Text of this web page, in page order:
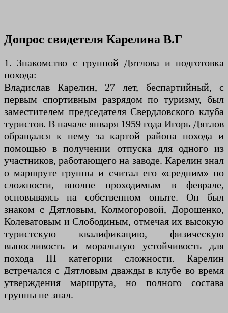
Допрос свидетеля Карелина В.Г
1. Знакомство с группой Дятлова и подготовка
похода:
Владислав Карелин, 27 лет, беспартийный, с
первым спортивным разрядом по туризму, был
заместителем председателя Свердловского клуба
туристов. В начале января 1959 года Игорь Дятлов
обращался к нему за картой района похода и
помощью в получении отпуска для одного из
участников, работающего на заводе. Карелин знал
о маршруте группы и считал его «средним» по
сложности, вполне проходимым в феврале,
основываясь на собственном опыте. Он был
знаком с Дятловым, Колмогоровой, Дорошенко,
Колеватовым и Слободиным, отмечая их высокую
туристскую квалификацию, физическую
выносливость и моральную устойчивость для
похода III категории сложности. Карелин
встречался с Дятловым дважды в клубе во время
утверждения маршрута, но полного состава
группы не знал.